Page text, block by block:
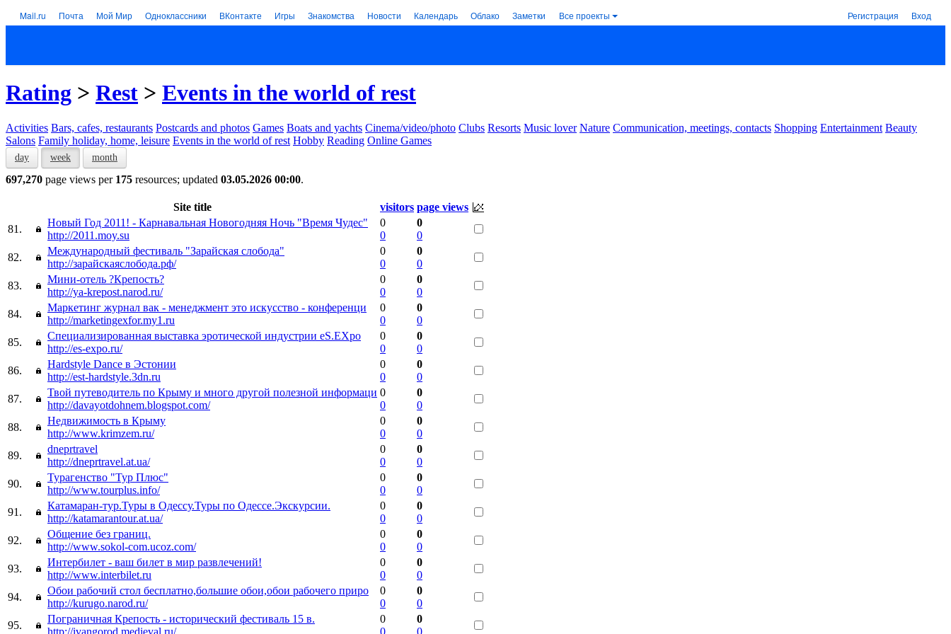
Mail.ru Почта Мой Мир Одноклассники ВКонтакте Игры Знакомства Новости Календарь Облако Заметки Все проекты Регистрация Вход
Rating > Rest > Events in the world of rest
Activities Bars, cafes, restaurants Postcards and photos Games Boats and yachts Cinema/video/photo Clubs Resorts Music lover Nature Communication, meetings, contacts Shopping Entertainment Beauty
Salons Family holiday, home, leisure Events in the world of rest Hobby Reading Online Games
day week month
697,270 page views per 175 resources; updated 03.05.2026 00:00.
Site title visitors page views
81.
Новый Год 2011! - Карнавальная Новогодняя Ночь "Время Чудес"
http://2011.moy.su
0
0
0
0
82.
Международный фестиваль "Зарайская слобода"
http://зарайскаяслобода.рф/
0
0
0
0
83.
Мини-отель ?Крепость?
http://ya-krepost.narod.ru/
0
0
0
0
84.
Маркетинг журнал вак - менеджмент это искусство - конференци
http://marketingexfor.my1.ru
0
0
0
0
85.
Специализированная выставка эротической индустрии eS.EXpo
http://es-expo.ru/
0
0
0
0
86.
Hardstyle Dance в Эстонии
http://est-hardstyle.3dn.ru
0
0
0
0
87.
Твой путеводитель по Крыму и много другой полезной информаци
http://davayotdohnem.blogspot.com/
0
0
0
0
88.
Недвижимость в Крыму
http://www.krimzem.ru/
0
0
0
0
89.
dneprtravel
http://dneprtravel.at.ua/
0
0
0
0
90.
Турагенство "Тур Плюс"
http://www.tourplus.info/
0
0
0
0
91.
Катамаран-тур.Туры в Одессу.Туры по Одессе.Экскурсии.
http://katamarantour.at.ua/
0
0
0
0
92.
Общение без границ.
http://www.sokol-com.ucoz.com/
0
0
0
0
93.
Интербилет - ваш билет в мир развлечений!
http://www.interbilet.ru
0
0
0
0
94.
Обои рабочий стол бесплатно,большие обои,обои рабочего приро
http://kurugo.narod.ru/
0
0
0
0
95.
Пограничная Крепость - исторический фестиваль 15 в.
http://ivangorod.medieval.ru/
0
0
0
0